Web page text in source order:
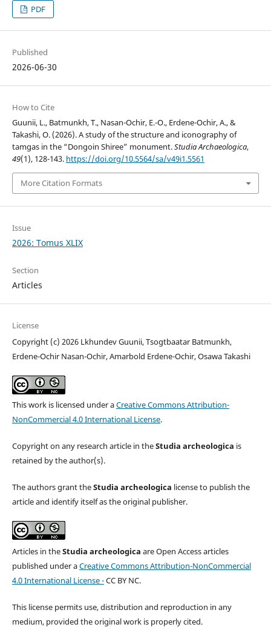
PDF
Published
2026-06-30
How to Cite
Guunii, L., Batmunkh, T., Nasan-Ochir, E.-O., Erdene-Ochir, A., &
Takashi, O. (2026). A study of the structure and iconography of
tamgas in the “Dongoin Shiree” monument.Studia Archaeologica,
49(1), 128-143. https://doi.org/10.5564/sa/v49i1.5561
More Citation Formats
Issue
2026: Tomus XLIX
Section
Articles
License
Copyright (c) 2026 Lkhundev Guunii, Tsogtbaatar Batmunkh,
Erdene-Ochir Nasan-Ochir, Amarbold Erdene-Ochir, Osawa Takashi
This work is licensed under aCreative Commons Attribution-
NonCommercial 4.0 International License.
Copyright on any research article in theStudia archeologica is
retained by the author(s).
The authors grant theStudia archeologica license to publish the
article and identify itself as the original publisher.
Articles in theStudia archeologica are Open Access articles
published under aCreative Commons Attribution-NonCommercial
4.0 International License -CC BY NC.
This license permits use, distribution and reproduction in any
medium, provided the original work is properly cited.